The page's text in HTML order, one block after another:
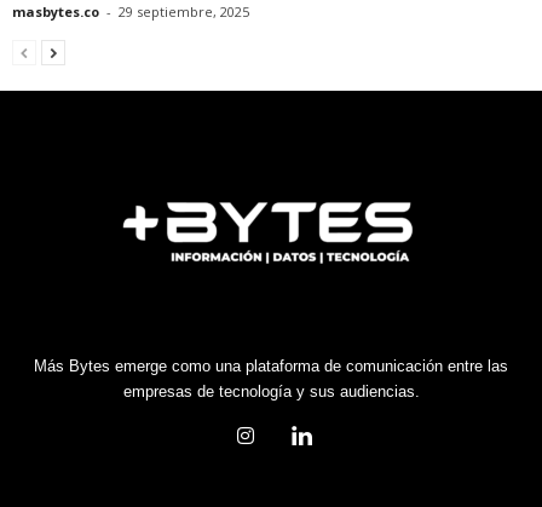
masbytes.co - 29 septiembre, 2025
Más Bytes emerge como una plataforma de comunicación entre las
empresas de tecnología y sus audiencias.